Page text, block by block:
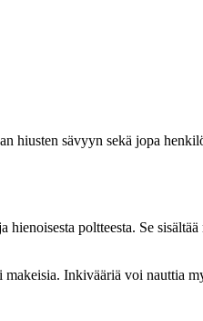
hiusten sävyyn sekä jopa
poltteesta. Se
Inkivääriä voi nauttia